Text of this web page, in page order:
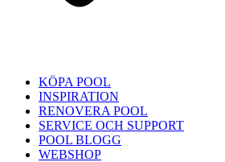
KÖPA POOL
INSPIRATION
RENOVERA POOL
SERVICE OCH SUPPORT
POOL BLOGG
WEBSHOP